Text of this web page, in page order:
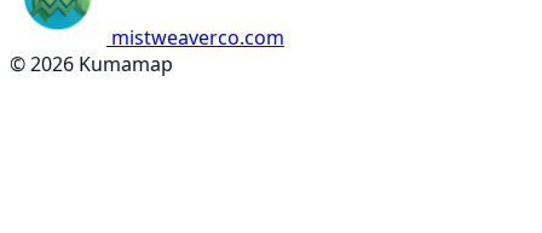
mistweaverco.com
© 2026 Kumamap